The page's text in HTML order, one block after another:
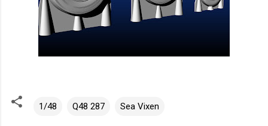
1/48 Q48 287 Sea Vixen